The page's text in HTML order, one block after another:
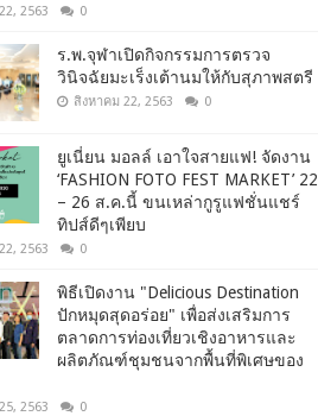
2563 0
ร.พ.จุฬาเปิดกิจกรรมการตรวจ
วินิจฉัยมะเร็งเต้านมให้กับสุภาพสตรี
สิงหาคม 22, 2563 0
ยูเนี่ยน มอลล์ เอาใจสายแฟ! จัดงาน
‘FASHION FOTO FEST MARKET’ 22
– 26 ส.ค.นี้ ขนเหล่ากูรูแฟชั่นแชร์
ทิปส์ดีๆเพียบ
2563 0
พิธีเปิดงาน "Delicious Destination
ปักหมุดสุดอร่อย" เพื่อส่งเสริมการ
ตลาดการท่องเที่ยวเชิงอาหารและ
ผลิตภัณฑ์ชุมชนจากพื้นที่พิเศษของ
2563 0